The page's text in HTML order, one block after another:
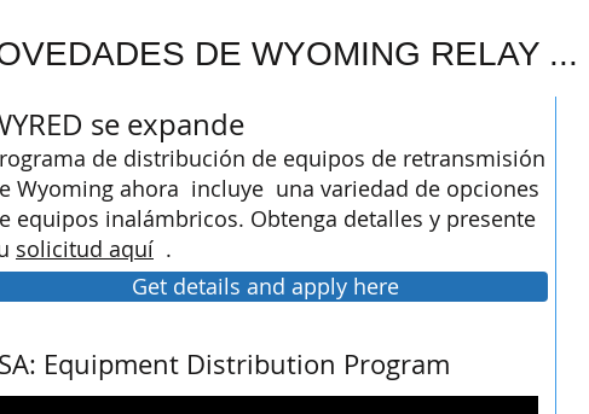
DE WYOMING RELAY ...
se expande
de distribución de equipos de retransmisión
Wyoming ahora incluye una variedad de opciones
equipos inalámbricos. Obtenga detalles y presente
solicitud aquí .
Get details and apply here
Equipment Distribution Program